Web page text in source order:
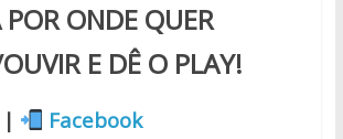
POR ONDE QUER
E DÊ O PLAY!
|
Facebook